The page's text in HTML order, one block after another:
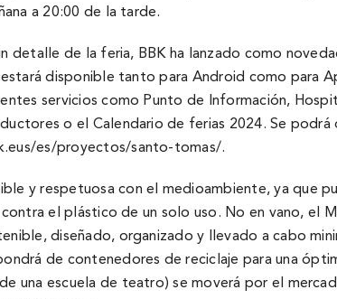
a 20:00 de la tarde.
detalle de la feria, BBK ha lanzado como
disponible tanto para Android como para
servicios como Punto de Información,
o el Calendario de ferias 2024. Se
es/proyectos/santo-tomas/.
y respetuosa con el medioambiente, ya que
el plástico de un solo uso. No en vano, el
diseñado, organizado y llevado a cabo
de contenedores de reciclaje para una
una escuela de teatro) se moverá por el